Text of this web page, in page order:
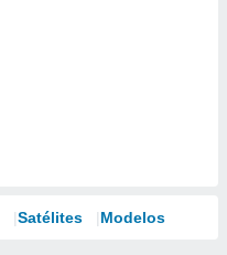
Satélites Modelos